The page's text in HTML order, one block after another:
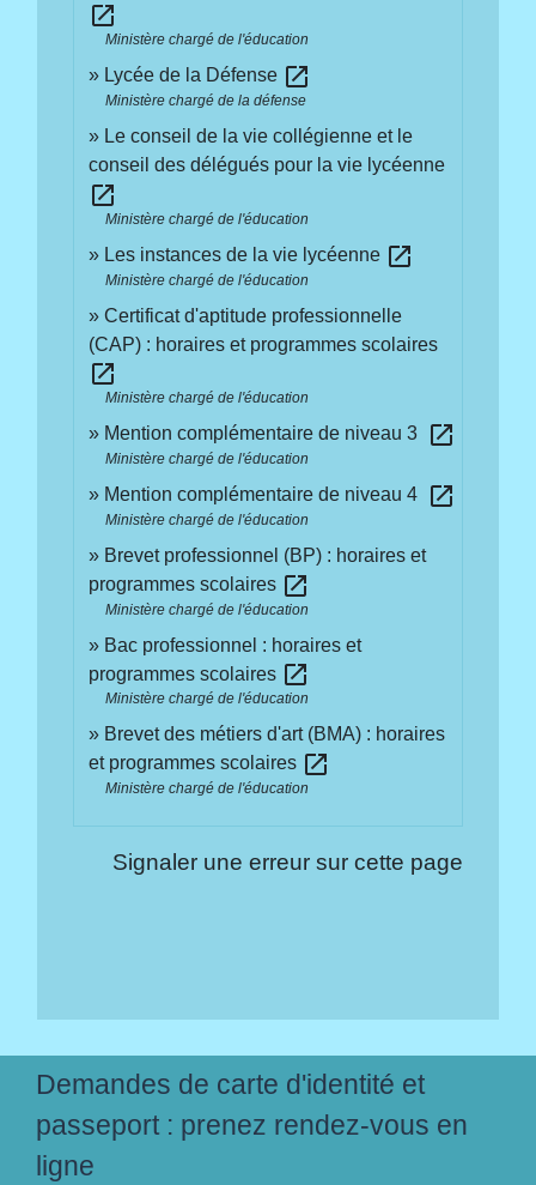
open_in_new
Ministère chargé de l'éducation
Lycée de la Défense open_in_new
Ministère chargé de la défense
Le conseil de la vie collégienne et le
conseil des délégués pour la vie lycéenne
open_in_new
Ministère chargé de l'éducation
Les instances de la vie lycéenne open_in_new
Ministère chargé de l'éducation
Certificat d'aptitude professionnelle
(CAP) : horaires et programmes scolaires
open_in_new
Ministère chargé de l'éducation
Mention complémentaire de niveau 3 open_in_new
Ministère chargé de l'éducation
Mention complémentaire de niveau 4 open_in_new
Ministère chargé de l'éducation
Brevet professionnel (BP) : horaires et
programmes scolaires open_in_new
Ministère chargé de l'éducation
Bac professionnel : horaires et
programmes scolaires open_in_new
Ministère chargé de l'éducation
Brevet des métiers d'art (BMA) : horaires
et programmes scolaires open_in_new
Ministère chargé de l'éducation
Signaler une erreur sur cette page
Demandes de carte d'identité et
passeport : prenez rendez-vous en
ligne